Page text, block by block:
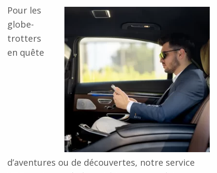
Pour les
globe-
trotters
en quête
d’aventures ou de découvertes, notre service